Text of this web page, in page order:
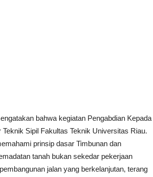
bahwa kegiatan Pengabdian Kepada
Sipil Fakultas Teknik Universitas Riau.
prinsip dasar Timbunan dan
tanah bukan sekedar pekerjaan
jalan yang berkelanjutan, terang